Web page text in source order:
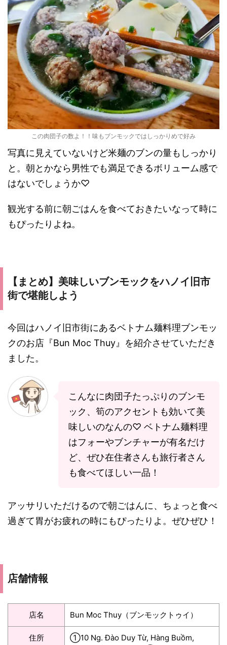
この肉団子の数よ！！味もブンモックではしっかりめで好み
写真に見えていないけど米麺のブンの量もしっかり
と。朝とかなら男性でも満足できるボリューム感で
はないでしょうか♡
観光する前に朝ごはんを食べておきたいなって時に
もぴったりよね。
【まとめ】美味しいブンモックをハノイ旧市
街で堪能しよう
今回はハノイ旧市街にあるベトナム麺料理ブンモッ
クのお店『Bun Moc Thuy』を紹介させていただき
ました。
こんなに肉団子たっぷりのブンモ
ック、筍のアクセントも効いて美
味しいのなんの♡ ベトナム麺料理
はフォーやブンチャーが有名だけ
ど、ぜひ在住者さんも旅行者さん
も食べてほしい一品！
アッサリいただけるので朝ごはんに、ちょっと食べ
過ぎて胃がお疲れの時にもぴったりよ。ぜひぜひ！
店舗情報
店名 Bun Moc Thuy（ブンモックトゥイ）
住所
①10 Ng. Đào Duy Từ, Hàng Buồm,